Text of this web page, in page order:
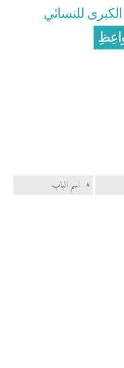
للنسائي
# اسم الباب